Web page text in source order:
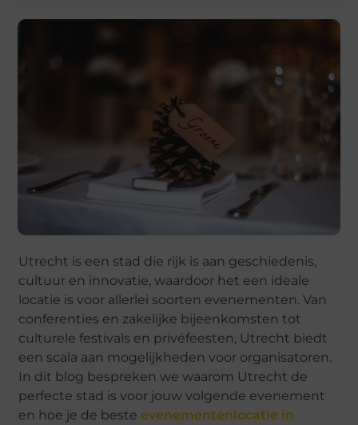
Utrecht is een stad die rijk is aan geschiedenis,
cultuur en innovatie, waardoor het een ideale
locatie is voor allerlei soorten evenementen. Van
conferenties en zakelijke bijeenkomsten tot
culturele festivals en privéfeesten, Utrecht biedt
een scala aan mogelijkheden voor organisatoren.
In dit blog bespreken we waarom Utrecht de
perfecte stad is voor jouw volgende evenement
en hoe je de besteevenementenlocatie in